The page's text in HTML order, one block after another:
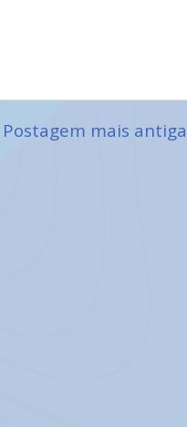
Postagem mais antiga